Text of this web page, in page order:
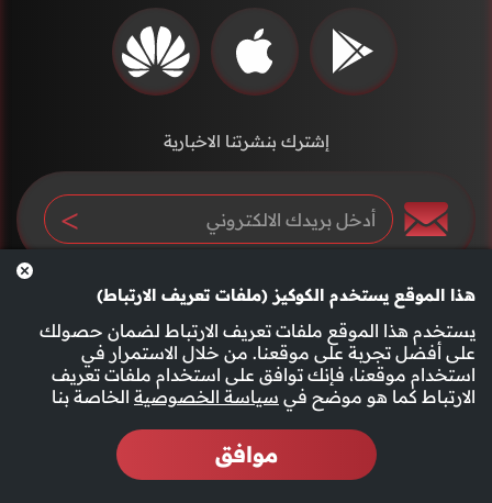
هذا الموقع يستخدم الكوكيز (ملفات تعريف الارتباط)
يستخدم هذا الموقع ملفات تعريف الارتباط لضمان حصولك
على أفضل تجربة على موقعنا. من خلال الاستمرار في
استخدام موقعنا، فإنك توافق على استخدام ملفات تعريف
الارتباط كما هو موضح في سياسة الخصوصية الخاصة بنا
موافق
إشترك بنشرتنا الاخبارية
سياسة الخصوصية الأحكام والشروط